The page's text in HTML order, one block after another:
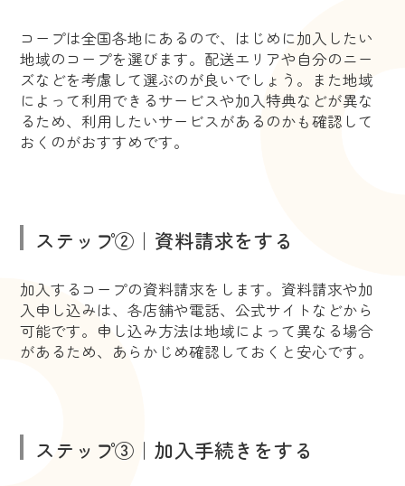
コープは全国各地にあるので、はじめに加入したい
地域のコープを選びます。配送エリアや自分のニー
ズなどを考慮して選ぶのが良いでしょう。また地域
によって利用できるサービスや加入特典などが異な
るため、利用したいサービスがあるのかも確認して
おくのがおすすめです。
ステップ②｜資料請求をする
加入するコープの資料請求をします。資料請求や加
入申し込みは、各店舗や電話、公式サイトなどから
可能です。申し込み方法は地域によって異なる場合
があるため、あらかじめ確認しておくと安心です。
ステップ③｜加入手続きをする